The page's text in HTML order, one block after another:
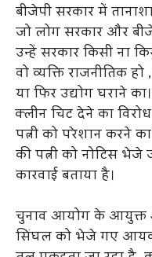
बीजेपी सरकार में
जो लोग सरकार और
उन्हें सरकार किसी ना
वो व्यक्ति राजनीतिक
या फिर उद्योग घराने
क्लीन चिट देने का
पत्नी को परेशान करने
की पत्नी को नोटिस
कारवाई बताया है।
चुनाव आयोग के आयुक्त
सिंघल को भेजे गए